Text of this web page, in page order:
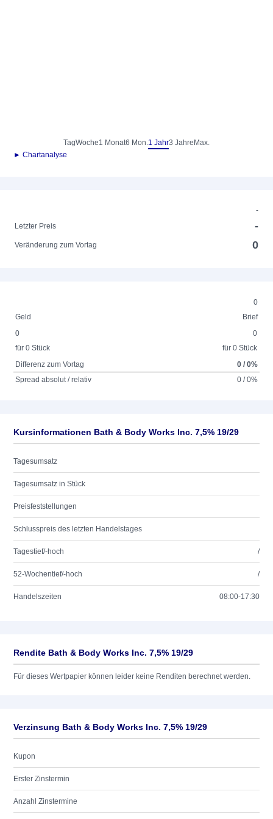
TagWoche1 Monat6 Mon.1 Jahr3 Jahre Max.
► Chartanalyse
-
Letzter Preis
-
Veränderung zum Vortag 0
0
Geld
Brief
0
für 0 Stück
0
für 0 Stück
Differenz zum Vortag
0 / 0%
Spread absolut / relativ
0 / 0%
Kursinformationen Bath & Body Works Inc. 7,5% 19/29
Tagesumsatz
Tagesumsatz in Stück
Preisfeststellungen
Schlusspreis des letzten Handelstages
Tagestief/-hoch /
52-Wochentief/-hoch /
Handelszeiten 08:00-17:30
Rendite Bath & Body Works Inc. 7,5% 19/29
Für dieses Wertpapier können leider keine Renditen berechnet werden.
Verzinsung Bath & Body Works Inc. 7,5% 19/29
Kupon
Erster Zinstermin
Anzahl Zinstermine